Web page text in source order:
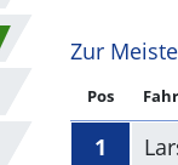
Zur
Pos
1